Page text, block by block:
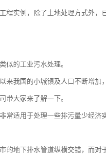
程实例，除了土地处理方式外，
似的工业污水处理。
来我国的小城镇及人口不断增加
带大家来了解一下。
常适用于处理一些排污量少经济
的地下排水管道纵横交错，而对